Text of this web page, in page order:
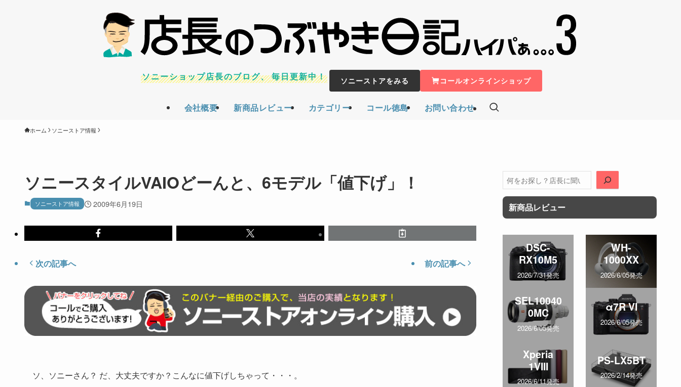
会社概要 新商品レビュー カテゴリー コール徳島 お問い合わせ
ソニーショップ店長のブログ、毎日更新中！ ソニーストアをみる コールオンラインショップ
ホーム ソニーストア情報
ソニースタイルVAIOどーんと、6モデル「値下げ」！
ソニーストア情報 2009年6月19日
次の記事へ 前の記事へ
ソ、ソニーさん？ だ、大丈夫ですか？こんなに値下げしちゃって・・・。
検
索
新商品レビュー
DSC-
RX10M5
2026/7/31発売
WH-
1000XX
2026/6/05発売
SEL10040
0MC
2026/6/05発売
α7R VI
2026/6/05発売
Xperia
1VIII
2026/6/11発売
PS-LX5BT
2026/2/14発売